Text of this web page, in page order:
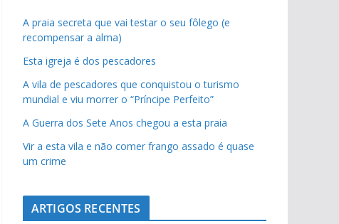
A praia secreta que vai testar o seu fôlego (e
recompensar a alma)
Esta igreja é dos pescadores
A vila de pescadores que conquistou o turismo
mundial e viu morrer o “Príncipe Perfeito”
A Guerra dos Sete Anos chegou a esta praia
Vir a esta vila e não comer frango assado é quase
um crime
ARTIGOS RECENTES